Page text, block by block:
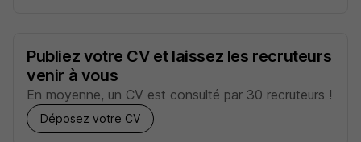
Publiez votre CV et laissez les recruteurs
venir à vous
En moyenne, un CV est consulté par 30 recruteurs !
Déposez votre CV